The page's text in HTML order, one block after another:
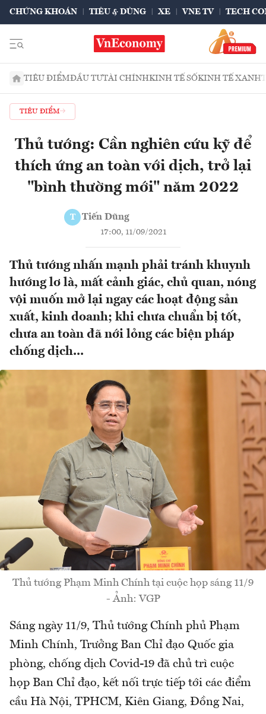
CHỨNG KHOÁN TIÊU & DÙNG XE VNE TV TECH
TIÊU ĐIỂMĐẦU TƯTÀI CHÍNHKINH TẾ SỐKINH TẾ XANH
TIÊU ĐIỂM
Thủ tướng: Cần nghiên cứu kỹ để
thích ứng an toàn với dịch, trở lại
"bình thường mới" năm 2022
T Tiến Dũng
17:00, 11/09/2021
Thủ tướng nhấn mạnh phải tránh khuynh
hướng lơ là, mất cảnh giác, chủ quan, nóng
vội muốn mở lại ngay các hoạt động sản
xuất, kinh doanh; khi chưa chuẩn bị tốt,
chưa an toàn đã nới lỏng các biện pháp
chống dịch...
Thủ tướng Phạm Minh Chính tại cuộc họp sáng 11/9
- Ảnh: VGP
Sáng ngày 11/9, Thủ tướng Chính phủ Phạm
Minh Chính, Trưởng Ban Chỉ đạo Quốc gia
phòng, chống dịch Covid-19 đã chủ trì cuộc
họp Ban Chỉ đạo, kết nối trực tiếp tới các điểm
cầu Hà Nội, TPHCM, Kiên Giang, Đồng Nai,